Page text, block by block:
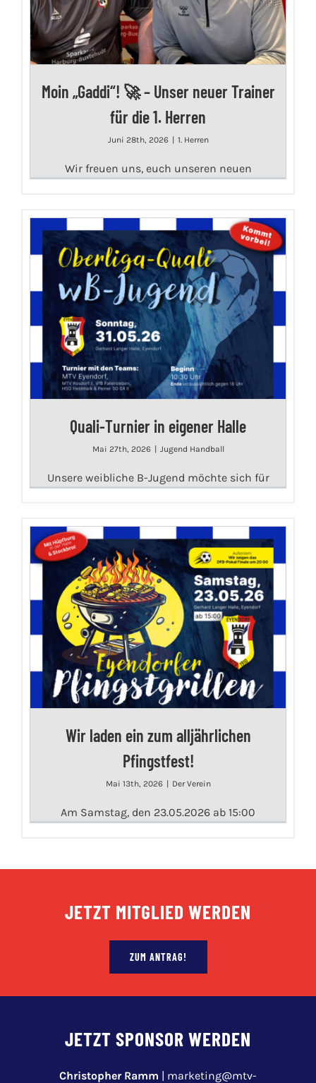
Moin „Gaddi“! 🚀 – Unser neuer Trainer
für die 1. Herren
Juni 28th, 2026 | 1. Herren
Wir freuen uns, euch unseren neuen
Quali-Turnier in eigener Halle
Mai 27th, 2026 | Jugend Handball
Unsere weibliche B-Jugend möchte sich für
Wir laden ein zum alljährlichen
Pfingstfest!
Mai 13th, 2026 | Der Verein
Am Samstag, den 23.05.2026 ab 15:00
JETZT MITGLIED WERDEN
ZUM ANTRAG!
JETZT SPONSOR WERDEN
Christopher Ramm | marketing@mtv-